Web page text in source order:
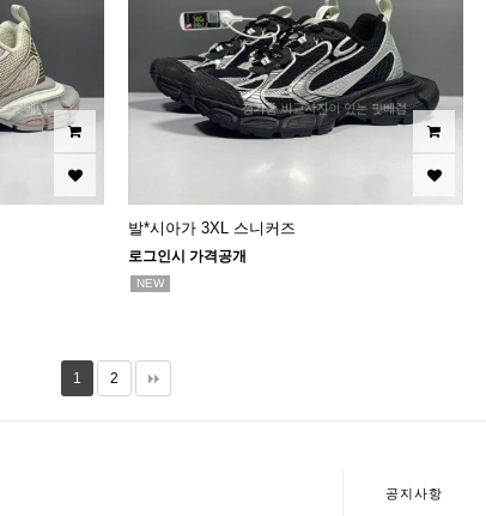
발*시아가 3XL 스니커즈
로그인시 가격공개
NEW
1 2
공지사항